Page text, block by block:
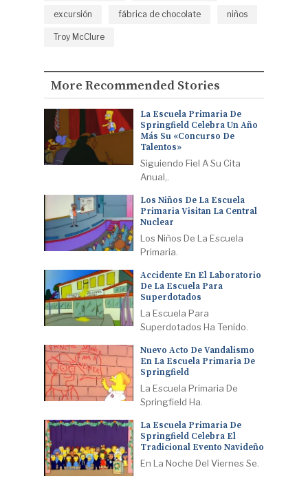
excursión fábrica de chocolate niños
Troy McClure
More Recommended Stories
La Escuela Primaria De
Springfield Celebra Un Año
Más Su «Concurso De
Talentos»
Siguiendo Fiel A Su Cita
Anual,.
Los Niños De La Escuela
Primaria Visitan La Central
Nuclear
Los Niños De La Escuela
Primaria.
Accidente En El Laboratorio
De La Escuela Para
Superdotados
La Escuela Para
Superdotados Ha Tenido.
Nuevo Acto De Vandalismo
En La Escuela Primaria De
Springfield
La Escuela Primaria De
Springfield Ha.
La Escuela Primaria De
Springfield Celebra El
Tradicional Evento Navideño
En La Noche Del Viernes Se.